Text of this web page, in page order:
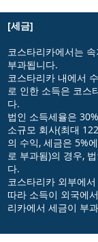
[세금]
코스타리카에서는
부과됩니다.
코스타리카 내에서
로 인한 소득은 코스
다.
법인 소득세율은
소규모 회사(최대
의 수익, 세금은 5%
로 부과됨)의 경우,
다.
코스타리카 외부에
따라 소득이 외국에
리카에서 세금이 부